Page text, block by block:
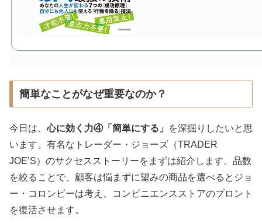
簡単なことがなぜ重要なのか？
今日は、心に効く力④「簡単にする」
を深掘りしたいと思
います。有名なトレーダー・ジョーズ（TRADER
JOE’S）のサクセスストーリーをまずは紹介します。品数
を絞ることで、顧客は悩まずに望みの商品を選べるとジョ
ー・ コロンビーは考え、コンビニエンスストアのプロント
を復活させます。